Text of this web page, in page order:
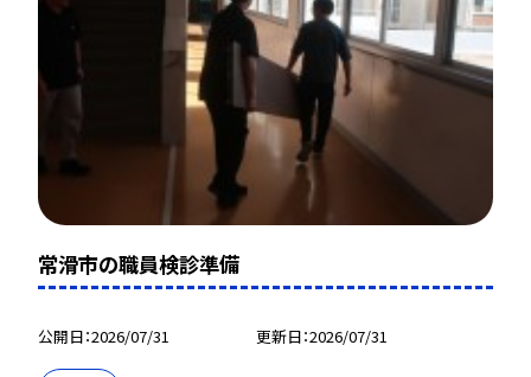
常滑市の職員検診準備
公開日 2026/07/31 更新日 2026/07/31